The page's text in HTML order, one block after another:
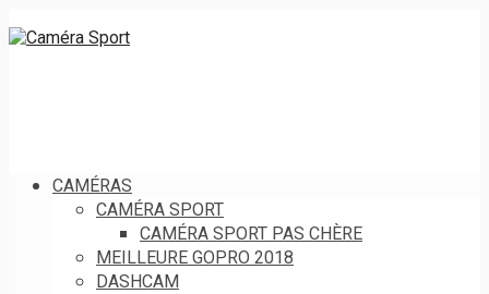
CAMÉRAS
CAMÉRA SPORT
CAMÉRA SPORT PAS CHÈRE
MEILLEURE GOPRO 2018
DASHCAM